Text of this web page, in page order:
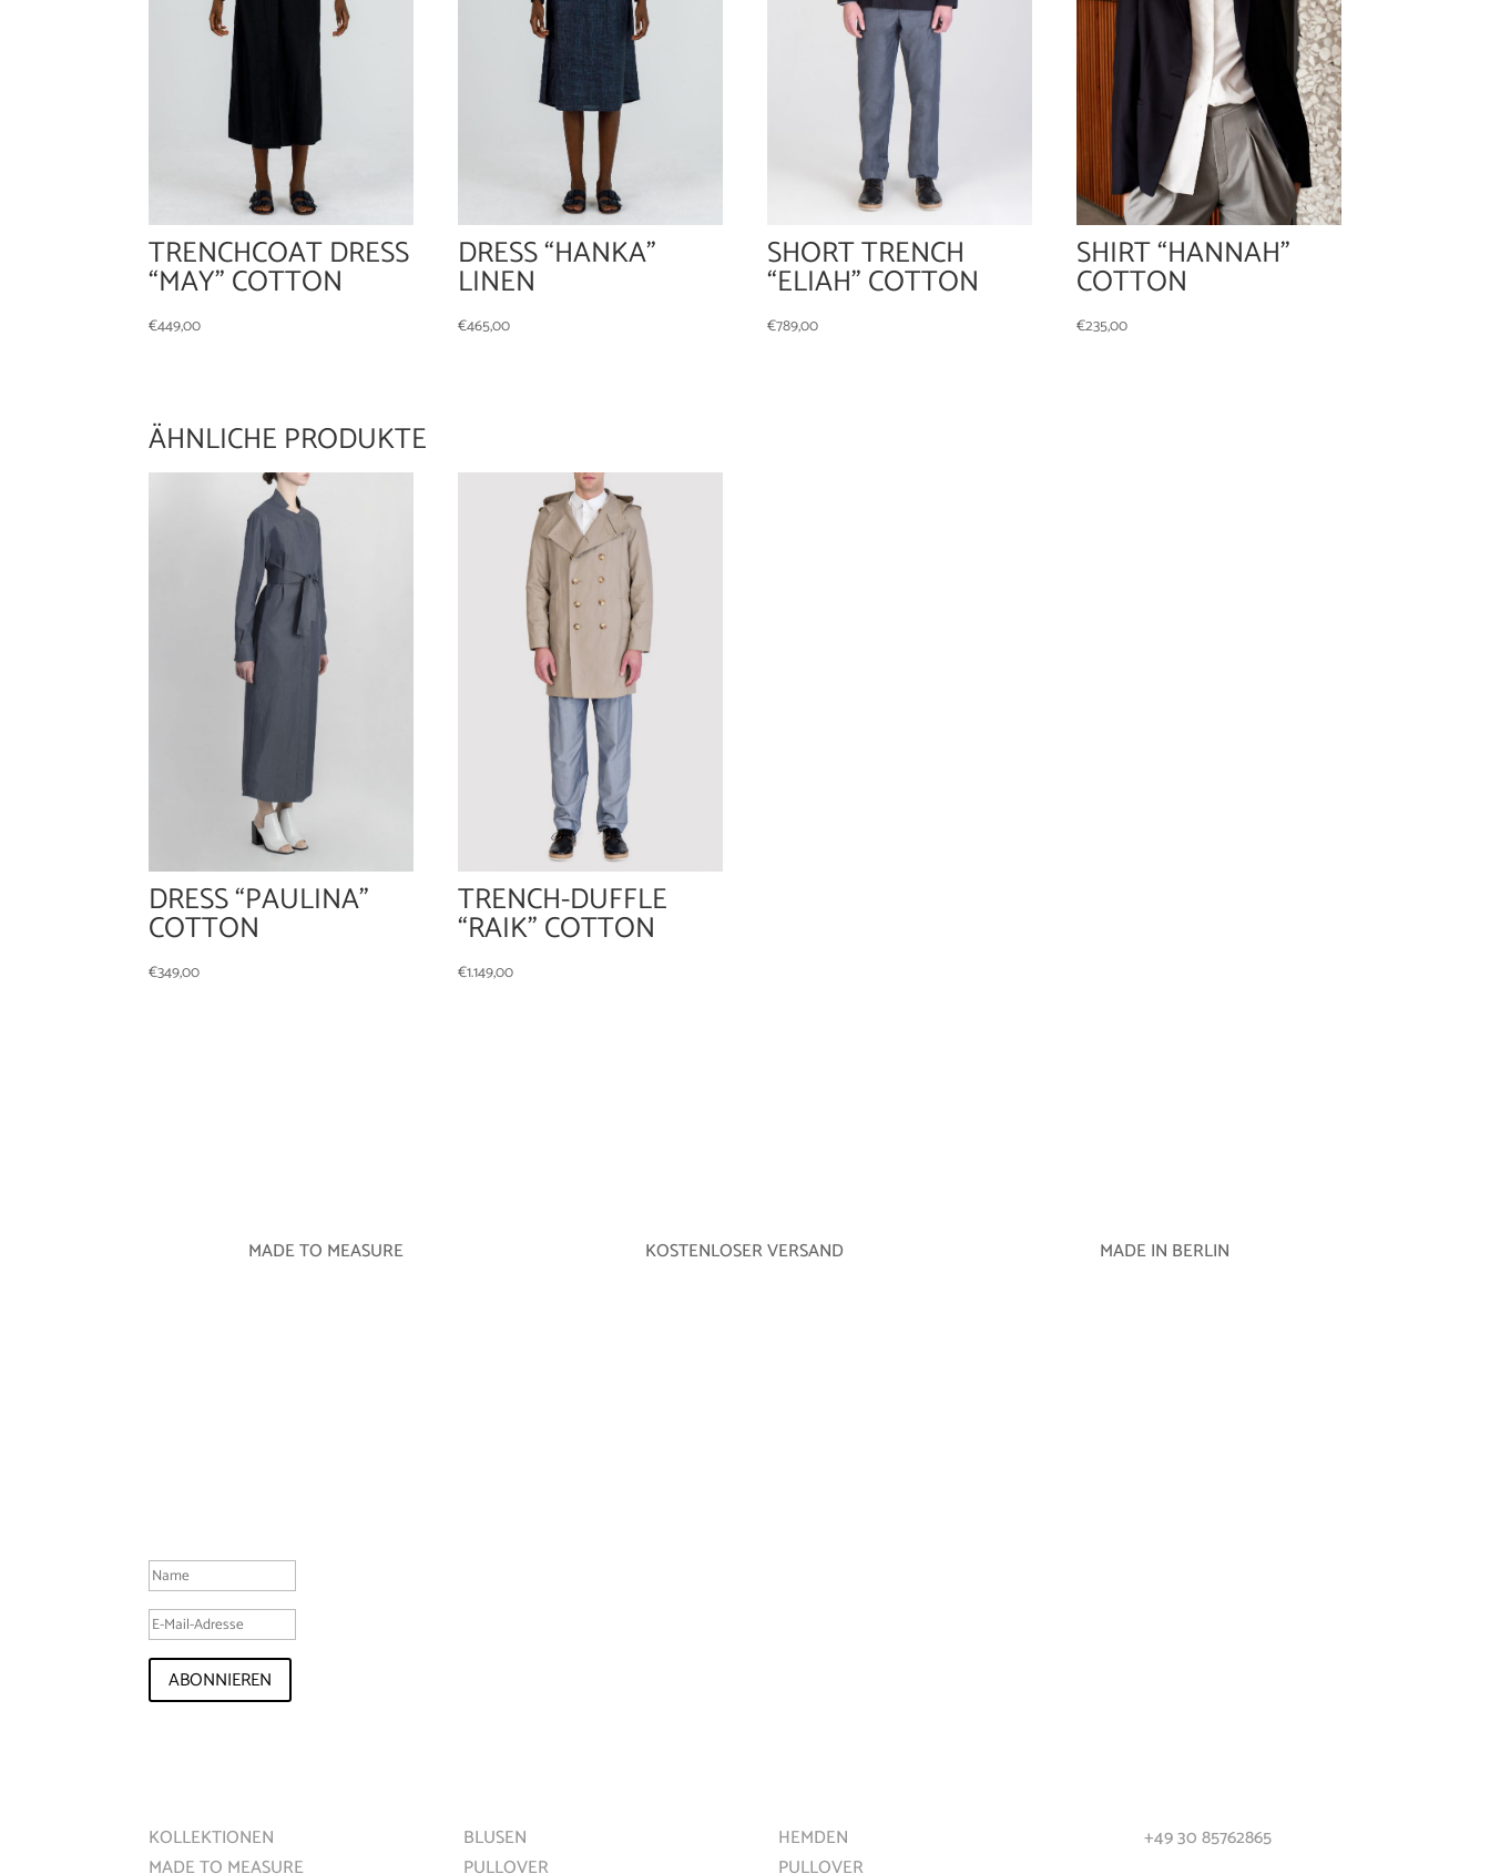
TRENCHCOAT DRESS
“MAY” COTTON
€449,00
DRESS “HANKA”
LINEN
€465,00
SHORT TRENCH
“ELIAH” COTTON
€789,00
SHIRT “HANNAH”
COTTON
€235,00
ÄHNLICHE PRODUKTE
DRESS “PAULINA”
COTTON
€349,00
TRENCH-DUFFLE
“RAIK” COTTON
€1.149,00
MADE TO MEASURE KOSTENLOSER VERSAND MADE IN BERLIN
ABONNIEREN
KOLLEKTIONEN
MADE TO MEASURE
BLUSEN
PULLOVER
HEMDEN
PULLOVER
+49 30 85762865